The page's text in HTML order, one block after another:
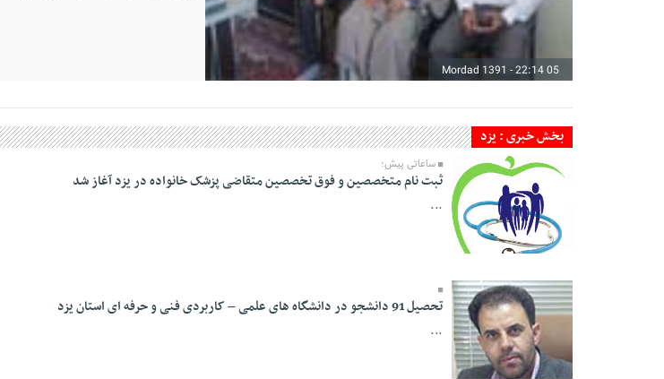
05 Mordad 1391 - 22:14
بخش خبری : یزد
13:41
ساعاتی پیش؛
ثبت نام متخصصین و فوق تخصصین متقاضی پزشک خانواده در یزد آغاز شد
...
تحصیل 91 دانشجو در دانشگاه های علمی – کاربردی فنی و حرفه ای استان یزد
...